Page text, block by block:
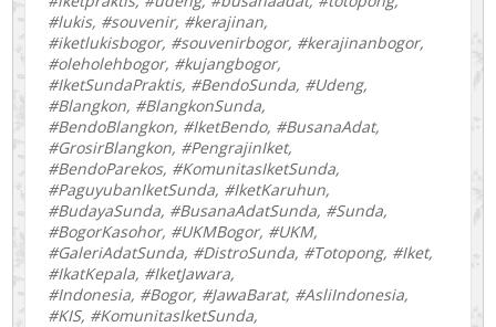
#lukis, #souvenir, #kerajinan,
#iketlukisbogor, #souvenirbogor, #kerajinanbogor,
#oleholehbogor, #kujangbogor,
#IketSundaPraktis, #BendoSunda, #Udeng,
#Blangkon, #BlangkonSunda,
#BendoBlangkon, #IketBendo, #BusanaAdat,
#GrosirBlangkon, #PengrajinIket,
#BendoParekos, #KomunitasIketSunda,
#PaguyubanIketSunda, #IketKaruhun,
#BudayaSunda, #BusanaAdatSunda, #Sunda,
#BogorKasohor, #UKMBogor, #UKM,
#GaleriAdatSunda, #DistroSunda, #Totopong, #Iket,
#IkatKepala, #IketJawara,
#Indonesia, #Bogor, #JawaBarat, #AsliIndonesia,
#KIS, #KomunitasIketSunda,